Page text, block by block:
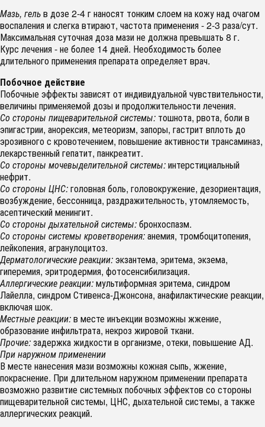
Мазь, гельв дозе 2-4 г наносят тонким слоем на кожу над очагом
воспаления и слегка втирают, частота применения - 2-3 раза/сут.
Максимальная суточная доза мази не должна превышать 8 г.
Курс лечения - не более 14 дней. Необходимость более
длительного применения препарата определяет врач.
Побочное действие
Побочные эффекты зависят от индивидуальной чувствительности,
величины применяемой дозы и продолжительности лечения.
Со стороны пищеварительной системы: тошнота, рвота, боли в
эпигастрии, анорексия, метеоризм, запоры, гастрит вплоть до
эрозивного с кровотечением, повышение активности трансаминаз,
лекарственный гепатит, панкреатит.
Со стороны мочевыделительной системы:интерстициальный
нефрит.
Со стороны ЦНС:головная боль, головокружение, дезориентация,
возбуждение, бессонница, раздражительность, утомляемость,
асептический менингит.
Со стороны дыхательной системы:бронхоспазм.
Со стороны системы кроветворения:анемия, тромбоцитопения,
лейкопения, агранулоцитоз.
Дерматологические реакции:экзантема, эритема, экзема,
гиперемия, эритродермия, фотосенсибилизация.
Аллергические реакции:мультиформная эритема, синдром
Лайелла, синдром Стивенса-Джонсона, анафилактические реакции,
включая шок.
Местные реакции:в месте инъекции возможны жжение,
образование инфильтрата, некроз жировой ткани.
Прочие:задержка жидкости в организме, отеки, повышение АД.
При наружном применении
В месте нанесения мази возможны кожная сыпь, жжение,
покраснение. При длительном наружном применении препарата
возможно развитие системных побочных эффектов со стороны
пищеварительной системы, ЦНС, дыхательной системы, а также
аллергических реакций.